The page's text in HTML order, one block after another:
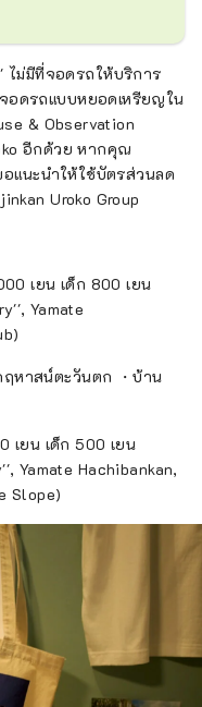
ไม่มีที่จอดรถให้บริการ
อดรถแบบหยอดเหรียญใน
& Observation
อีกด้วย หากคุณ
อแนะนำให้ใช้บัตรส่วนลด
Uroko Group
เยน เด็ก 800 เยน
Yamate
ฤหาสน์ตะวันตก ・บ้าน
เยน เด็ก 500 เยน
Yamate Hachibankan,
Slope)